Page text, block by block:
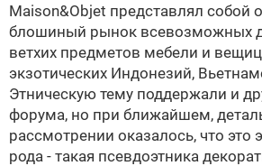
Maison&Objet представлял собой
блошиный рынок всевозможных
ветхих предметов мебели и
экзотических Индонезий,
Этническую тему поддержали и
форума, но при ближайшем,
рассмотрении оказалось, что это
рода - такая псевдоэтника